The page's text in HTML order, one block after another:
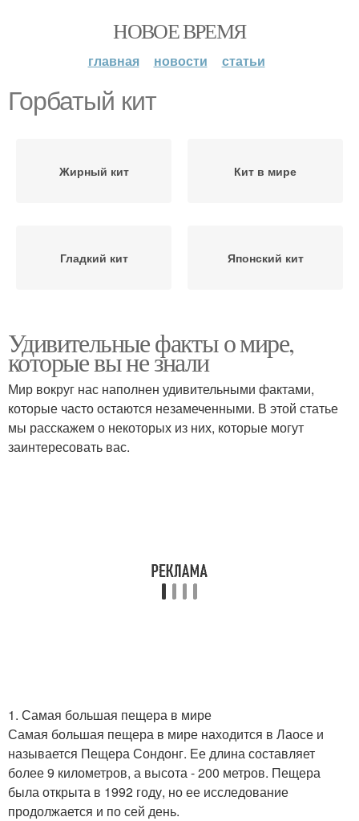
НОВОЕ ВРЕМЯ
главная новости статьи
Горбатый кит
Жирный кит Кит в мире
Гладкий кит Японский кит
Удивительные факты о мире,
которые вы не знали
Мир вокруг нас наполнен удивительными фактами,
которые часто остаются незамеченными. В этой статье
мы расскажем о некоторых из них, которые могут
заинтересовать вас.
1. Самая большая пещера в мире
Самая большая пещера в мире находится в Лаосе и
называется Пещера Сондонг. Ее длина составляет
более 9 километров, а высота - 200 метров. Пещера
была открыта в 1992 году, но ее исследование
продолжается и по сей день.